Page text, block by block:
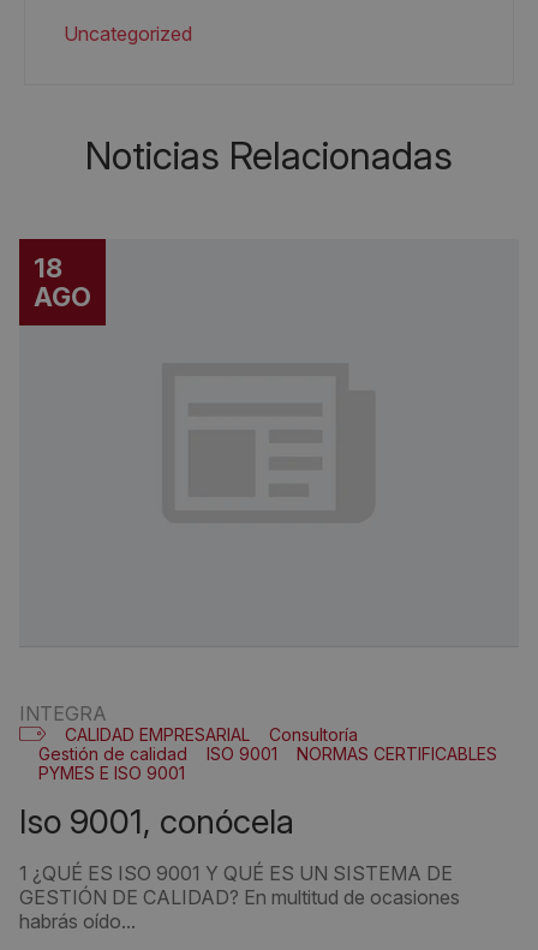
Uncategorized
Noticias Relacionadas
18
AGO
INTEGRA
CALIDAD EMPRESARIAL
Consultoría
Gestión de calidad
ISO 9001
NORMAS CERTIFICABLES
PYMES E ISO 9001
iso 9001, conócela
1 ¿QUÉ ES ISO 9001 Y QUÉ ES UN SISTEMA DE
GESTIÓN DE CALIDAD? En multitud de ocasiones
habrás oído...